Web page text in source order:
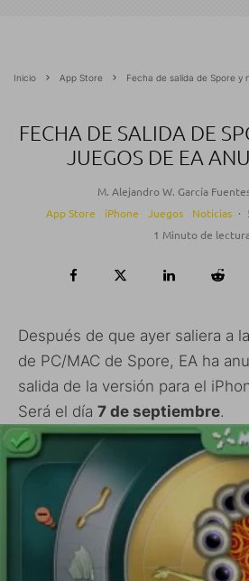
Inicio App Store Fecha de salida de Spore y
FECHA DE SALIDA DE
JUEGOS DE EA
M. Alejandro W. García
App Store
iPhone Juegos Noticias ·
1 Minuto de
Después de que ayer saliera a
de PC/MAC de Spore, EA ha
salida de la versión para el
Será el día 7 de septiembre.